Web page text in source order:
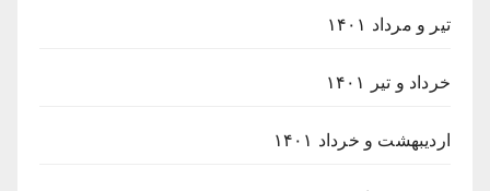
تیر و مرداد ۱۴۰۱
خرداد و تیر ۱۴۰۱
اردیبهشت و خرداد ۱۴۰۱